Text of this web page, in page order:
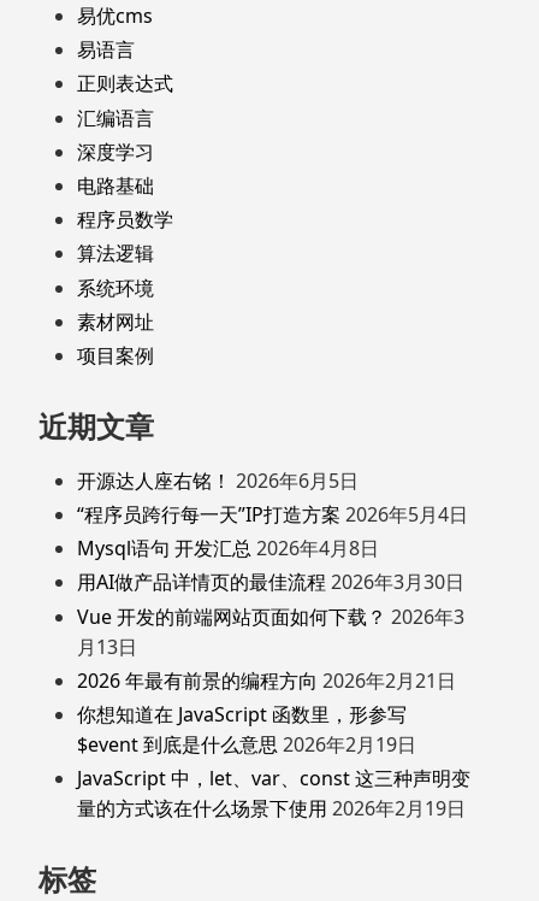
易优cms
易语言
正则表达式
汇编语言
深度学习
电路基础
程序员数学
算法逻辑
系统环境
素材网址
项目案例
近期文章
开源达人座右铭！ 2026年6月5日
“程序员跨行每一天”IP打造方案 2026年5月4日
Mysql语句 开发汇总 2026年4月8日
用AI做产品详情页的最佳流程 2026年3月30日
Vue 开发的前端网站页面如何下载？ 2026年3
月13日
2026 年最有前景的编程方向 2026年2月21日
你想知道在 JavaScript 函数里，形参写
$event 到底是什么意思 2026年2月19日
JavaScript 中，let、var、const 这三种声明变
量的方式该在什么场景下使用 2026年2月19日
标签